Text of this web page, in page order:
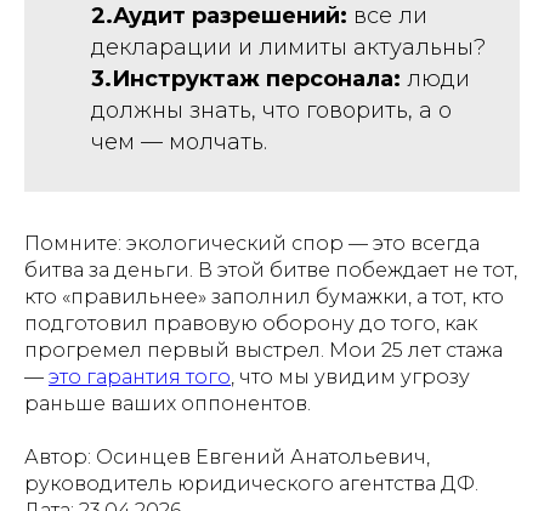
2.Аудит разрешений: все ли
декларации и лимиты актуальны?
3.Инструктаж персонала: люди
должны знать, что говорить, а о
чем — молчать.
Помните: экологический спор — это всегда
битва за деньги. В этой битве побеждает не тот,
кто «правильнее» заполнил бумажки, а тот, кто
подготовил правовую оборону до того, как
прогремел первый выстрел. Мои 25 лет стажа
— это гарантия того, что мы увидим угрозу
раньше ваших оппонентов.
Автор: Осинцев Евгений Анатольевич,
руководитель юридического агентства ДФ.